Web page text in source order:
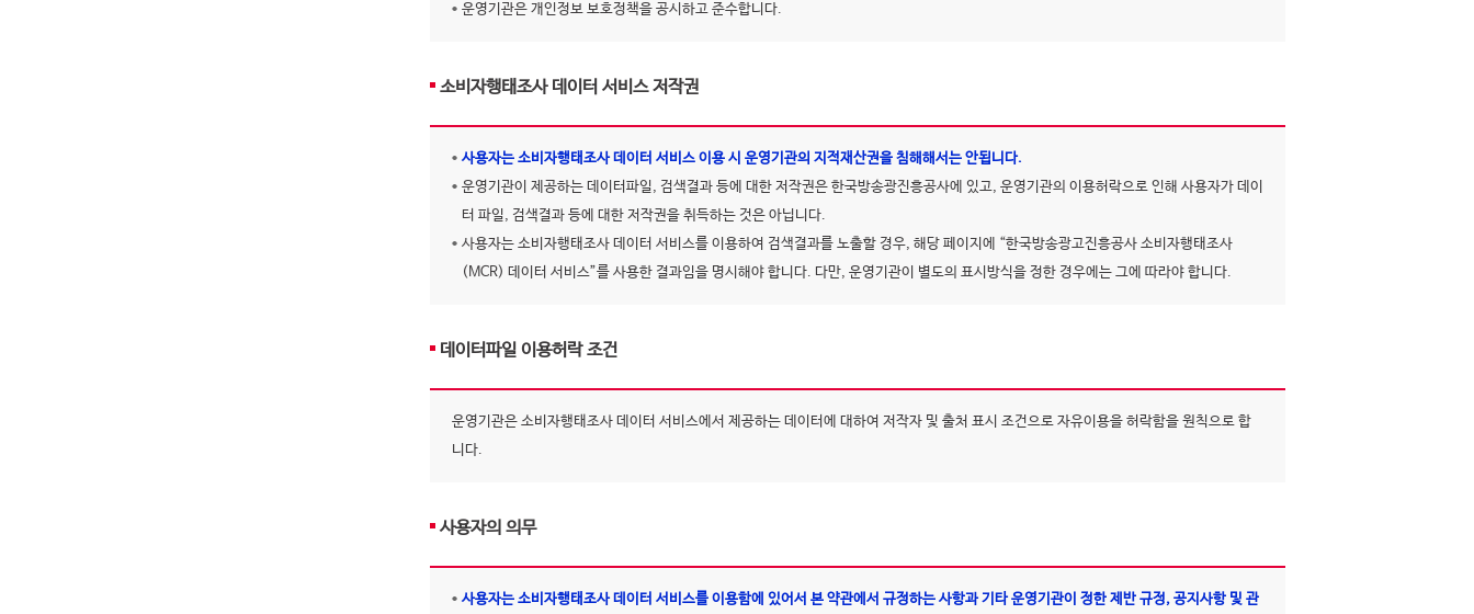
운영기관은 개인정보 보호정책을 공시하고 준수합니다.
소비자행태조사 데이터 서비스 저작권
사용자는 소비자행태조사 데이터 서비스 이용 시 운영기관의 지적재산권을 침해해서는 안됩니다.
운영기관이 제공하는 데이터파일, 검색결과 등에 대한 저작권은 한국방송광진흥공사에 있고, 운영기관의 이용허락으로 인해 사용자가 데이
터 파일, 검색결과 등에 대한 저작권을 취득하는 것은 아닙니다.
사용자는 소비자행태조사 데이터 서비스를 이용하여 검색결과를 노출할 경우, 해당 페이지에 “한국방송광고진흥공사 소비자행태조사
(MCR) 데이터 서비스”를 사용한 결과임을 명시해야 합니다. 다만, 운영기관이 별도의 표시방식을 정한 경우에는 그에 따라야 합니다.
데이터파일 이용허락 조건
운영기관은 소비자행태조사 데이터 서비스에서 제공하는 데이터에 대하여 저작자 및 출처 표시 조건으로 자유이용을 허락함을 원칙으로 합
니다.
사용자의 의무
사용자는 소비자행태조사 데이터 서비스를 이용함에 있어서 본 약관에서 규정하는 사항과 기타 운영기관이 정한 제반 규정, 공지사항 및 관